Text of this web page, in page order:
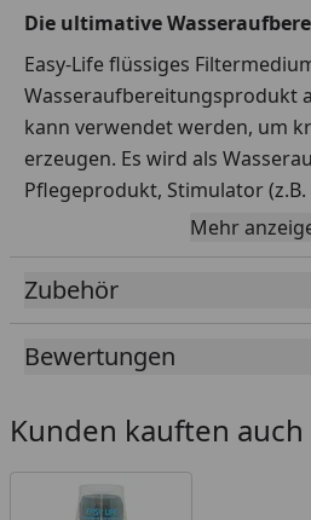
Die ultimative
Easy-Life flüssiges
Wasseraufbereitungsprodukt
kann verwendet werden, um
erzeugen. Es wird als
Pflegeprodukt, Stimulator
Pflanzenwachstum) und zur
von Infektionen) verwendet.
Außerdem ist es ein
eine breite Palette von
Meerwasser. Das Produkt ist
Easy-Life flüssiges Filtermedium
Pflanzen und niederen Tieren
Mehr
Zubehör
Bewertungen
Kunden kauften auch